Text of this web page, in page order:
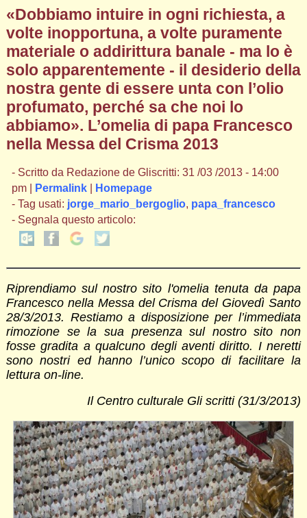
«Dobbiamo intuire in ogni richiesta, a
volte inopportuna, a volte puramente
materiale o addirittura banale - ma lo è
solo apparentemente - il desiderio della
nostra gente di essere unta con l’olio
profumato, perché sa che noi lo
abbiamo». L’omelia di papa Francesco
nella Messa del Crisma 2013
- Scritto da Redazione de Gliscritti: 31 /03 /2013 - 14:00
pm |
Permalink|
Homepage
- Tag usati: jorge_mario_bergoglio, papa_francesco
- Segnala questo articolo:
Riprendiamo sul nostro sito l'omelia tenuta da papa
Francesco nella Messa del Crisma del Giovedì Santo
28/3/2013. Restiamo a disposizione per l’immediata
rimozione se la sua presenza sul nostro sito non
fosse gradita a qualcuno degli aventi diritto. I neretti
sono nostri ed hanno l’unico scopo di facilitare la
lettura on-line.
Il Centro culturale Gli scritti (31/3/2013)